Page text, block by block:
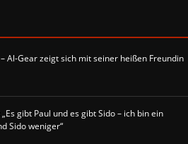
Al-Gear zeigt sich mit seiner heißen Freundin
gibt Paul und es gibt Sido – ich bin ein
Sido weniger“